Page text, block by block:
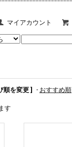
マイアカウント
順を変更 ] - おすすめ順
す